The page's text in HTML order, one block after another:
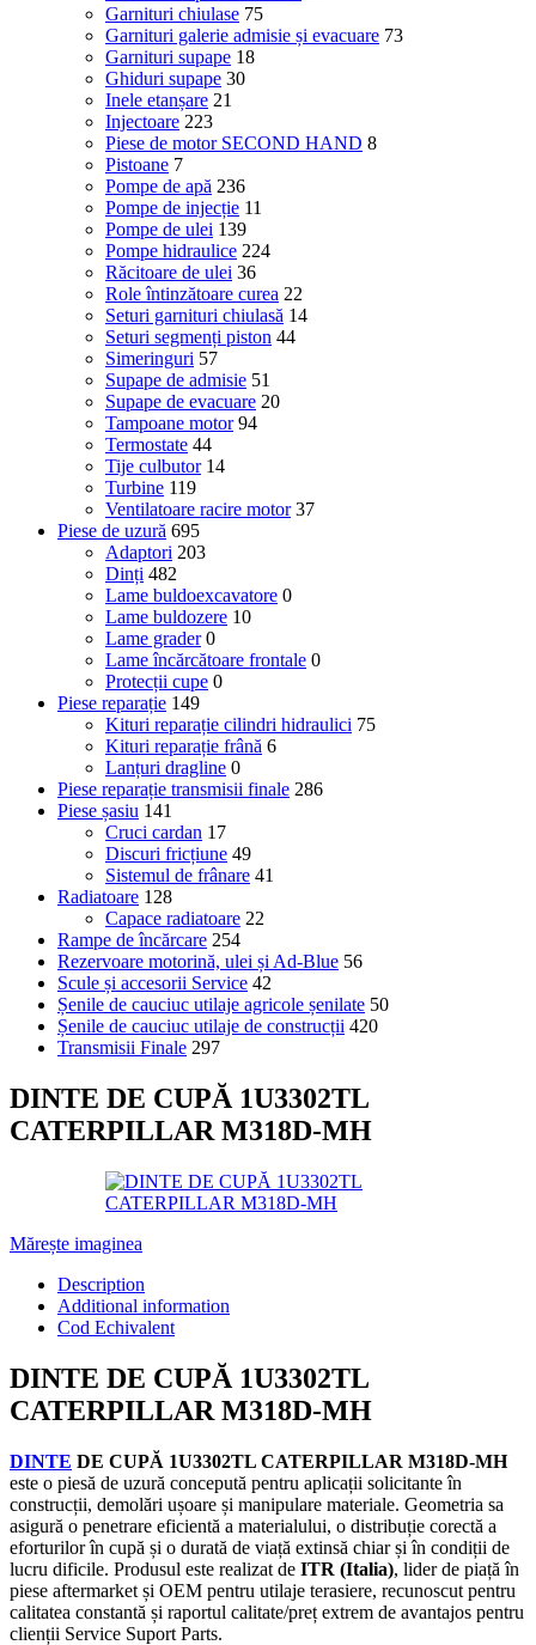
Garnituri chiulase 75
Garnituri galerie admisie și evacuare 73
Garnituri supape 18
Ghiduri supape 30
Inele etanșare 21
Injectoare 223
Piese de motor SECOND HAND 8
Pistoane 7
Pompe de apă 236
Pompe de injecție 11
Pompe de ulei 139
Pompe hidraulice 224
Răcitoare de ulei 36
Role întinzătoare curea 22
Seturi garnituri chiulasă 14
Seturi segmenți piston 44
Simeringuri 57
Supape de admisie 51
Supape de evacuare 20
Tampoane motor 94
Termostate 44
Tije culbutor 14
Turbine 119
Ventilatoare racire motor 37
Piese de uzură 695
Adaptori 203
Dinți 482
Lame buldoexcavatore 0
Lame buldozere 10
Lame grader 0
Lame încărcătoare frontale 0
Protecții cupe 0
Piese reparație 149
Kituri reparație cilindri hidraulici 75
Kituri reparație frână 6
Lanțuri dragline 0
Piese reparație transmisii finale 286
Piese șasiu 141
Cruci cardan 17
Discuri fricțiune 49
Sistemul de frânare 41
Radiatoare 128
Capace radiatoare 22
Rampe de încărcare 254
Rezervoare motorină, ulei și Ad-Blue 56
Scule și accesorii Service 42
Șenile de cauciuc utilaje agricole șenilate 50
Șenile de cauciuc utilaje de construcții 420
Transmisii Finale 297
DINTE DE CUPĂ 1U3302TL
CATERPILLAR M318D-MH
Mărește imaginea
Description
Additional information
Cod Echivalent
DINTE DE CUPĂ 1U3302TL
CATERPILLAR M318D-MH
DINTE DE CUPĂ 1U3302TL CATERPILLAR M318D-MH
este o piesă de uzură concepută pentru aplicații solicitante în
construcții, demolări ușoare și manipulare materiale. Geometria sa
asigură o penetrare eficientă a materialului, o distribuție corectă a
eforturilor în cupă și o durată de viață extinsă chiar și în condiții de
lucru dificile. Produsul este realizat de ITR (Italia), lider de piață în
piese aftermarket și OEM pentru utilaje terasiere, recunoscut pentru
calitatea constantă și raportul calitate/preț extrem de avantajos pentru
clienții Service Suport Parts.